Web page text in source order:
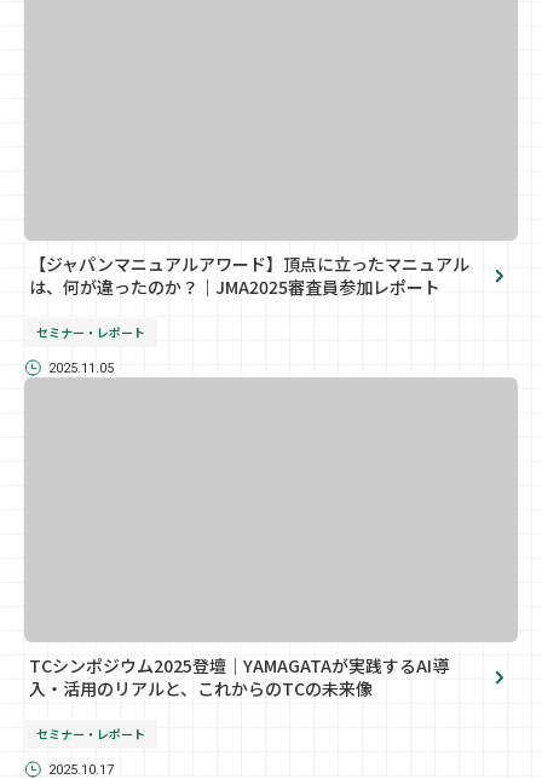
【ジャパンマニュアルアワード】頂点に立ったマニュアル
は、何が違ったのか？｜JMA2025審査員参加レポート
セミナー・レポート
2025.11.05
TCシンポジウム2025登壇｜YAMAGATAが実践するAI導
入・活用のリアルと、これからのTCの未来像
セミナー・レポート
2025.10.17